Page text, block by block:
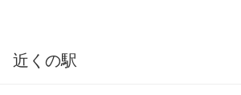
近くの駅